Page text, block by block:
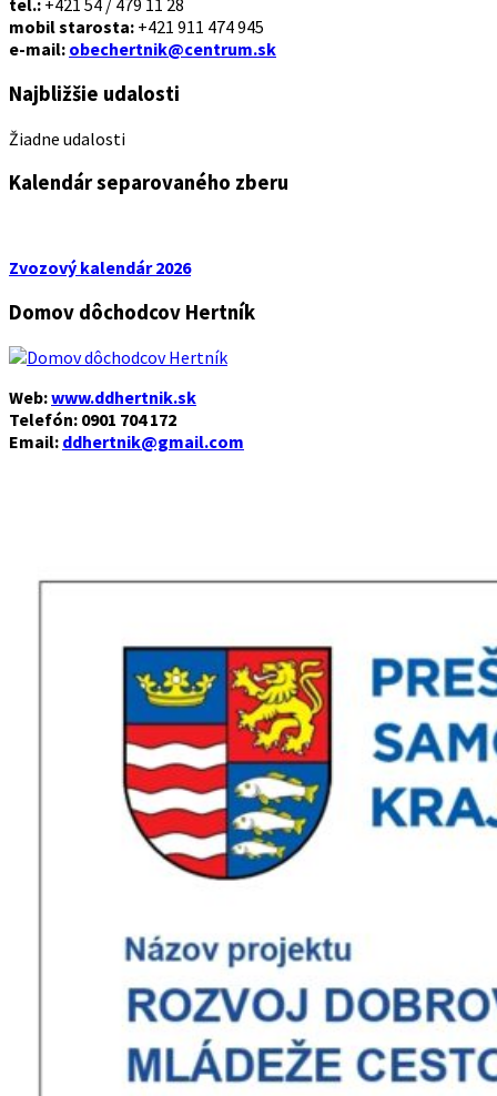
tel.: +421 54 / 479 11 28
mobil starosta: +421 911 474 945
e-mail: obechertnik@centrum.sk
Najbližšie udalosti
Žiadne udalosti
Kalendár separovaného zberu
Zvozový kalendár 2026
Domov dôchodcov Hertník
Web:www.ddhertnik.sk
Telefón: 0901 704 172
Email: ddhertnik@gmail.com